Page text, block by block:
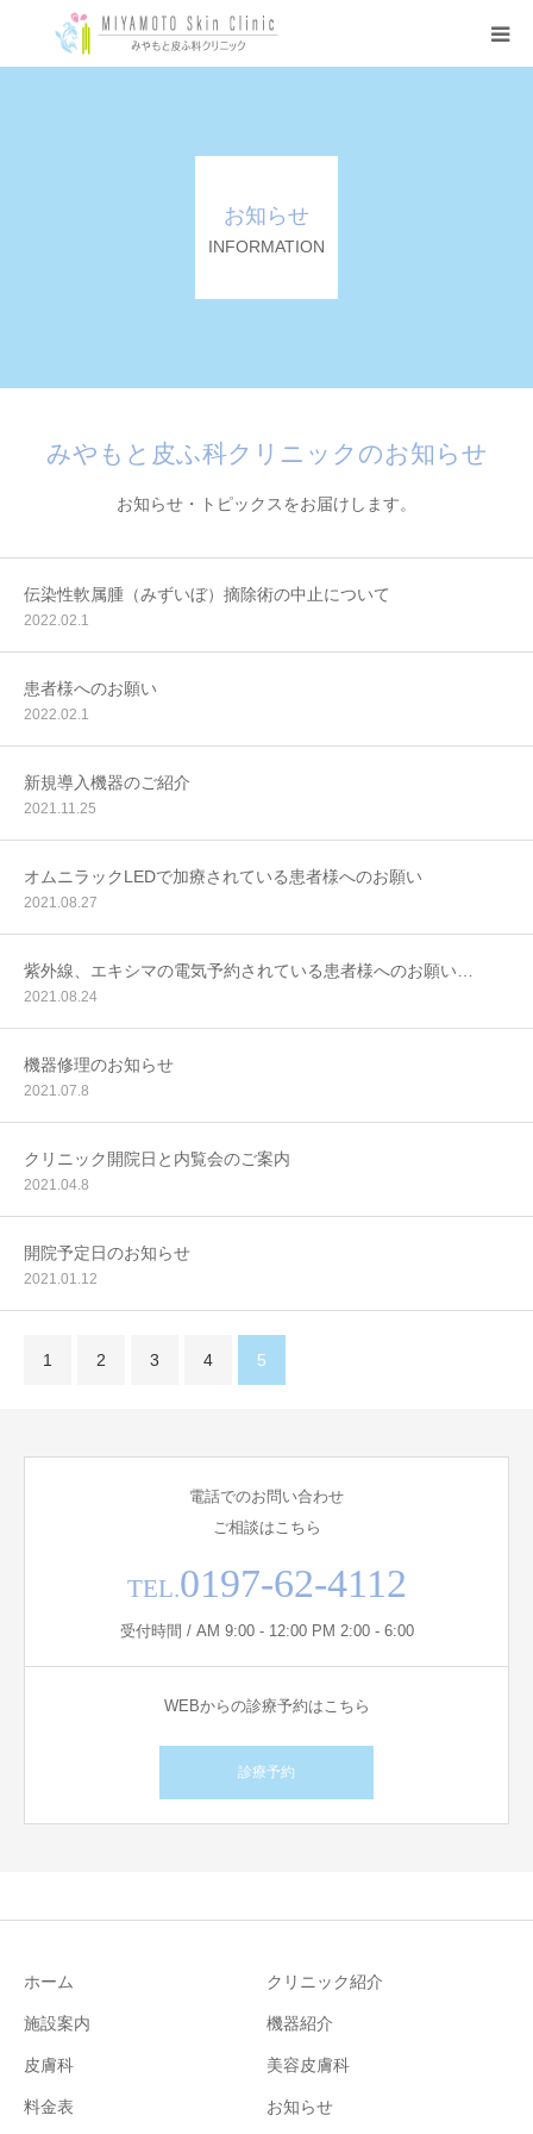
お知らせ
INFORMATION
みやもと皮ふ科クリニックのお知らせ
お知らせ・トピックスをお届けします。
伝染性軟属腫（みずいぼ）摘除術の中止について
2022.02.1
患者様へのお願い
2022.02.1
新規導入機器のご紹介
2021.11.25
オムニラックLEDで加療されている患者様へのお願い
2021.08.27
紫外線、エキシマの電気予約されている患者様へのお願い…
2021.08.24
機器修理のお知らせ
2021.07.8
クリニック開院日と内覧会のご案内
2021.04.8
開院予定日のお知らせ
2021.01.12
1 2 3 4 5
電話でのお問い合わせ
ご相談はこちら
TEL.0197-62-4112
受付時間 / AM 9:00 - 12:00 PM 2:00 - 6:00
WEBからの診療予約はこちら
診療予約
ホーム クリニック紹介
施設案内 機器紹介
皮膚科 美容皮膚科
料金表 お知らせ
皮膚科
美容皮膚科